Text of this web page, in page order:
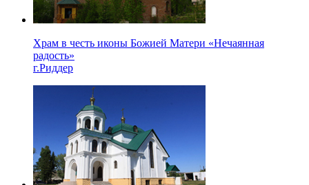
Храм в честь иконы Божией Матери «Нечаянная
радость»
г.Риддер